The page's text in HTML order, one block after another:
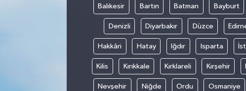
Balıkesir Bartın Batman Bayburt
Denizli Diyarbakır Düzce
Hakkâri Hatay Iğdır Isparta
Kilis Kırıkkale Kırklareli Kırşehir
Nevşehir Niğde Ordu Osmaniye